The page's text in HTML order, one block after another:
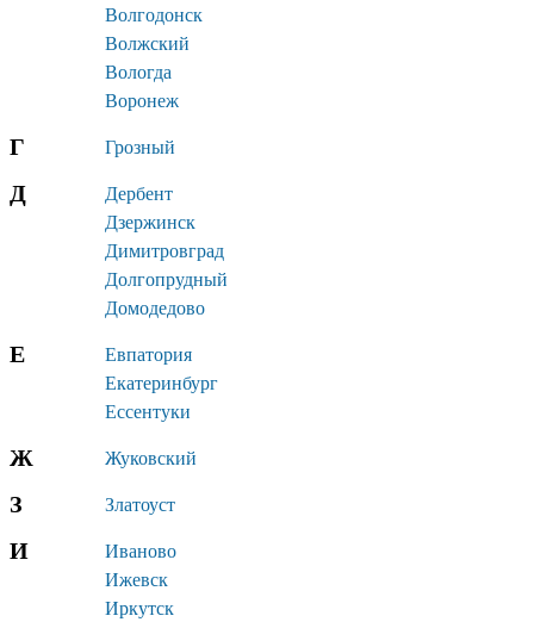
Волгодонск
Волжский
Вологда
Воронеж
Г Грозный
Д
Дербент
Дзержинск
Димитровград
Долгопрудный
Домодедово
Е
Евпатория
Екатеринбург
Ессентуки
Ж Жуковский
З Златоуст
И
Иваново
Ижевск
Иркутск